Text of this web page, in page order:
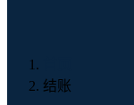
结账